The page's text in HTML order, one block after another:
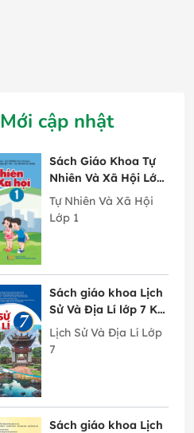
Mới cập nhật
Sách Giáo Khoa Tự
Nhiên Và Xã Hội Lớp
1 Cánh Diều
Tự Nhiên Và Xã Hội
Lớp 1
Sách giáo khoa Lịch
Sử Và Địa Lí lớp 7 Kết
Nối Tri Thức Với
Cuộc Sống
Lịch Sử Và Địa Lí Lớp
7
Sách giáo khoa Lịch